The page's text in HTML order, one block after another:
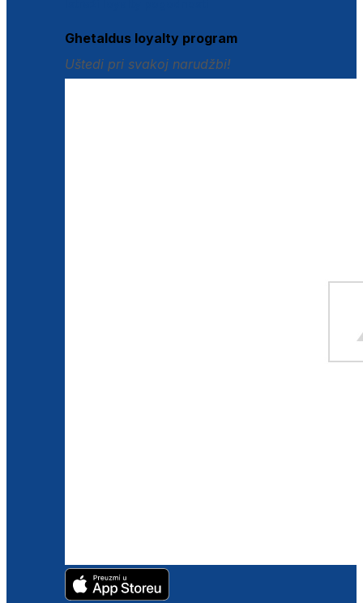
Ghetaldus loyalty program
Uštedi pri svakoj narudžbi!